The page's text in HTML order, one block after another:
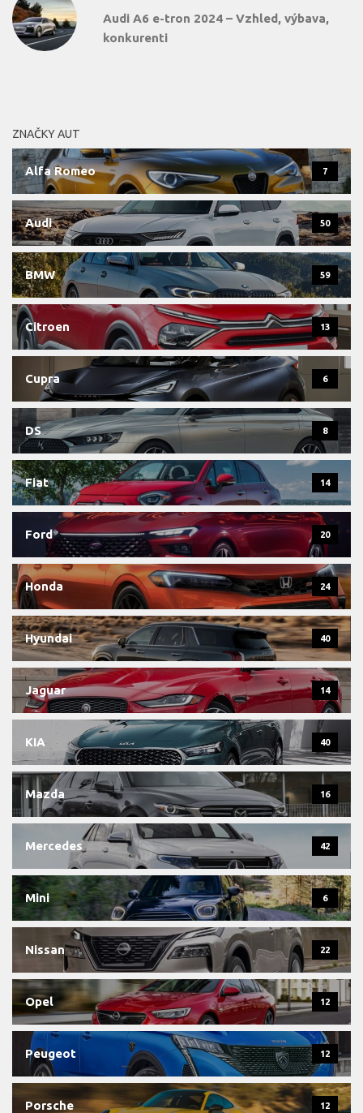
Audi A6 e-tron 2024 – Vzhled, výbava,
konkurenti
ZNAČKY AUT
Alfa Romeo 7
Audi 50
BMW 59
Citroen 13
Cupra 6
DS 8
Fiat 14
Ford 20
Honda 24
Hyundai 40
Jaguar 14
KIA 40
Mazda 16
Mercedes 42
Mini 6
Nissan 22
Opel 12
Peugeot 12
Porsche 12